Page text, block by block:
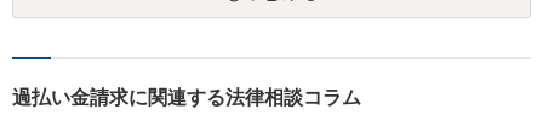
には問われないのでしょうか。 組合が組合名義の書面について架空の
自己破産という方向になってくるかと思います。
過払い金請求に関連する法律相談コラム